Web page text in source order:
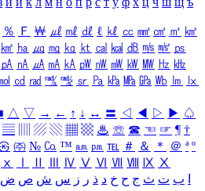
％ Ｆ ￦ ㎕ ㎖ ㎗ ℓ ㎘ ㏄ ㎣ ㎤ ㎥ ㎦
㎢ ㏊ ㎍ ㎎ ㎏ ㏏ ㎈ ㎉ ㏈ ㎧ ㎨ ㎰
㎀ ㎁ ㎂ ㎃ ㎄ ㎺ ㎻ ㎽ ㎾ ㎿ ㎐ ㎑
㏅ ㎭ ㎮ ㎯ ㏛ ㎩ ㎪ ㎫ ㎬ ㏝ ㏐
㏓
△ ▽ → ← ↑ ↓ ↔ 〓 ◁ ◀ ▷ ▶ ♤
▤ ▨ ▧ ▦ ▩ ♨ ☏ ☎ ☜ ☞ ¶ †
㈜ № ㏇ ™ ㏂ ㏘ ℡ ＃ ＆ ＊ ＠ ª º
ⅹ Ⅳ Ⅴ Ⅵ Ⅶ Ⅷ Ⅸ Ⅹ
ب ت ث ج ح خ د ذ ر ز س ش ص ض